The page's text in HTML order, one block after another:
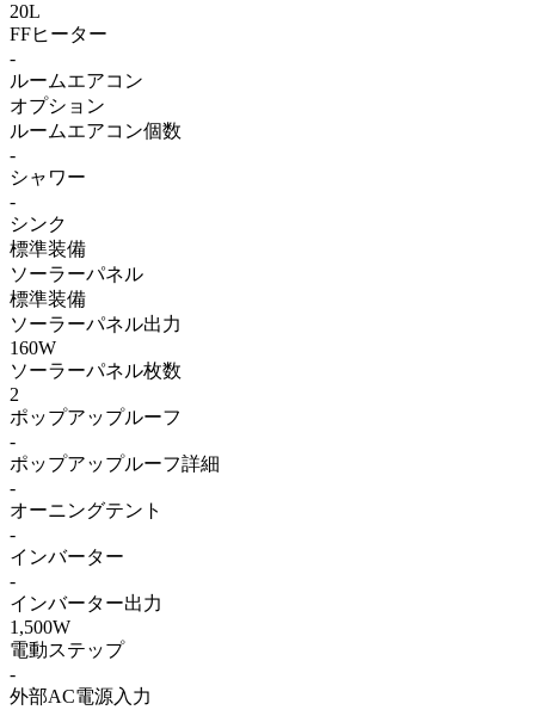
20L
FFヒーター
-
ルームエアコン
オプション
ルームエアコン個数
-
シャワー
-
シンク
標準装備
ソーラーパネル
標準装備
ソーラーパネル出力
160W
ソーラーパネル枚数
2
ポップアップルーフ
-
ポップアップルーフ詳細
-
オーニングテント
-
インバーター
-
インバーター出力
1,500W
電動ステップ
-
外部AC電源入力